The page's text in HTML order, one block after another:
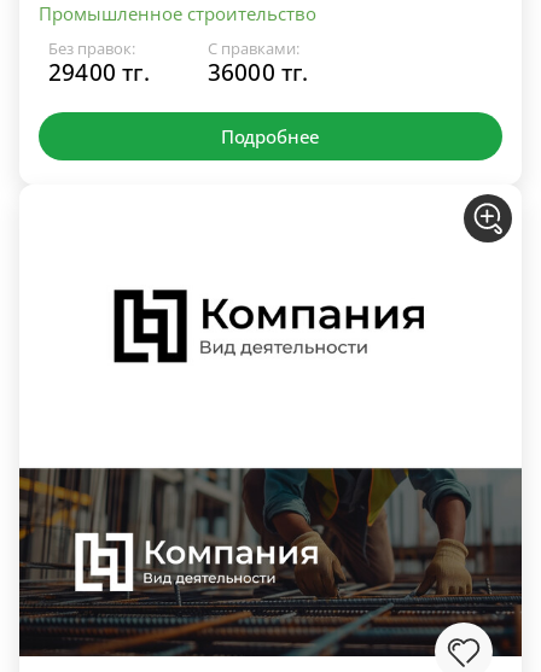
Промышленное строительство
Без правок:
29400 тг.
С правками:
36000 тг.
Подробнее